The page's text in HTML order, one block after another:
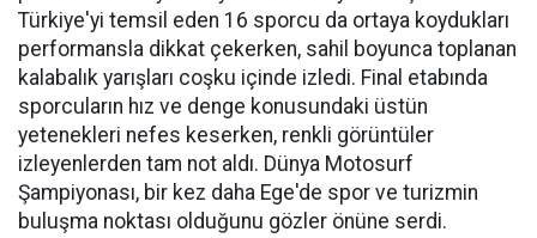
Türkiye'yi temsil eden 16 sporcu da ortaya koydukları
performansla dikkat çekerken, sahil boyunca toplanan
kalabalık yarışları coşku içinde izledi. Final etabında
sporcuların hız ve denge konusundaki üstün
yetenekleri nefes keserken, renkli görüntüler
izleyenlerden tam not aldı. Dünya Motosurf
Şampiyonası, bir kez daha Ege'de spor ve turizmin
buluşma noktası olduğunu gözler önüne serdi.